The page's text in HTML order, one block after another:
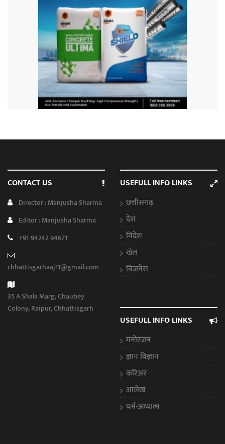
CONTACT US
Director : Manjusha Sharma
Editor : Manjusha Sharma
+91-94242 94671
chhattisgarhaaj11@gmail.com
35 A Shala Marg, Chaubey
Colony, Raipur, Chhattisgarh
USEFULL INFO LINKS
छत्तीसगढ़
देश
विदेश
खेल
बिजनेस
USEFULL INFO LINKS
मनोरंजन
ज्ञान विज्ञान
करिअर
आलेख
धर्म-अध्यात्म